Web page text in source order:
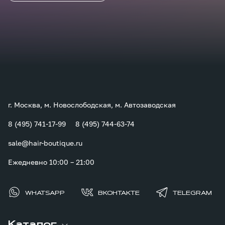
г. Москва, м. Новослободская, м. Автозаводская
8 (495) 741-17-99 8 (495) 744-63-74
sale@hair-boutique.ru
Ежедневно 10:00 – 21:00
WHATSAPP ВКОНТАКТЕ TELEGRAM